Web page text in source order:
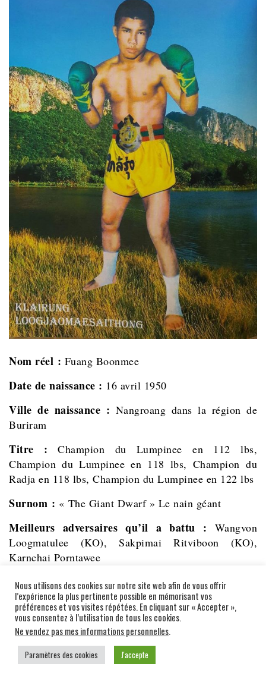
Nom réel : Fuang Boonmee
Date de naissance : 16 avril 1950
Ville de naissance : Nangroang dans la région de
Buriram
Titre :Champion du Lumpinee en 112 lbs,
Champion du Lumpinee en 118 lbs, Champion du
Radja en 118 lbs, Champion du Lumpinee en 122 lbs
Surnom : « The Giant Dwarf » Le nain géant
Meilleurs adversaires qu’il a battu : Wangvon
Loogmatulee (KO), Sakpimai Ritviboon (KO),
Karnchai Porntawee
Style de combattant :Combattant endurant et
puncheur
Bourse la plus importante :50 000 bahts
Signe Particulier :
Manager du camp Sittklairung
Gym à Buriram
Nous utilisons des cookies sur notre site web afin de vous offrir
l’expérience la plus pertinente possible en mémorisant vos
préférences et vos visites répétées. En cliquant sur « Accepter »,
vous consentez à l’utilisation de tous les cookies.
Ne vendez pas mes informations personnelles.
Paramètres des cookies J'accepte